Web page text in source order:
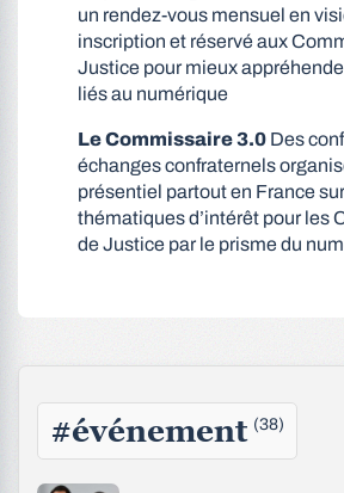
un rendez-vous mensuel en
inscription et réservé aux
Justice pour mieux
liés au numérique
Le Commissaire 3.0 Des
échanges confraternels
présentiel partout en France
thématiques d’intérêt pour les
de Justice par le prisme du
#événement (38)